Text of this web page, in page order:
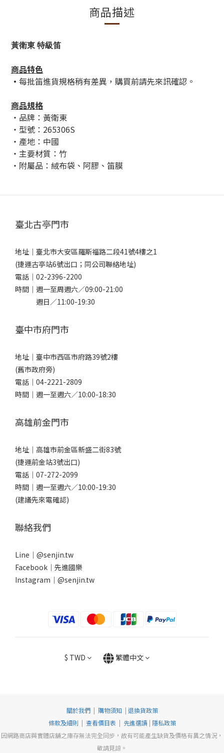
商品描述
黃衛東 特級笛
商品特色
・ 每批笛進貨規格稍有差異，購買前請先來訊確認。
商品規格
・品牌：黃衛東
・型號：265306S
・產地：中國
・主要材質：竹
・附屬品：絨布袋、阿膠、笛膜
臺北古亭門市
地址｜ 臺北市大安區羅斯福路二段41號4樓之1
(捷運古亭站6號出口；同公司聯絡地址)
電話｜ 02-2396-2200
時間｜週一至周週六／09:00-21:00
週日／11:00-19:30
臺中市府門市
地址｜ 臺中市西區市府路39號2樓
(舊市政府旁)
電話｜ 04-2221-2809
時間｜週一至週六／10:00-18:30
高雄前金門市
地址｜ 高雄市前金區新盛二街83號
(捷運前金站3號出口)
電話｜ 07-272-2099
時間｜週一至週六／10:00-19:30
(建議先來電確認)
聯絡我們
Line｜ @senjin.tw
Facebook｜ 先進國樂
Instagram｜ @senjin.tw
$ TWD 繁體中文
關於我們| 購物須知 | 退換貨政策
條款及細則 | 查看價目表 | 先進選讀 | 隱私政策
因網路商店與實體店舖之庫存無法完全同步，故有可能產生缺貨及價格有異之情況，
敬請見諒。